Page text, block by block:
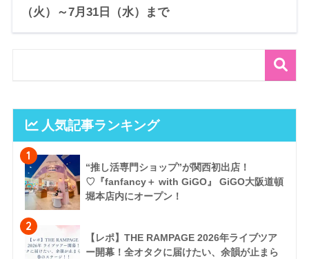
（火）～7月31日（水）まで
人気記事ランキング
1
“推し活専門ショップ”が関西初出店！
♡『fanfancy＋ with GiGO』 GiGO大阪道頓
堀本店内にオープン！
2
【レポ】THE RAMPAGE 2026年ライブツア
ー開幕！全オタクに届けたい、余韻が止まら